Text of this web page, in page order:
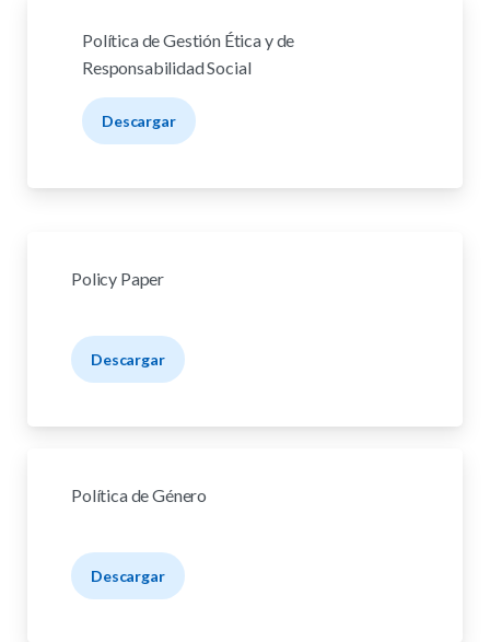
Política de Gestión Ética y de
Responsabilidad Social
Descargar
Policy Paper
Descargar
Política de Género
Descargar